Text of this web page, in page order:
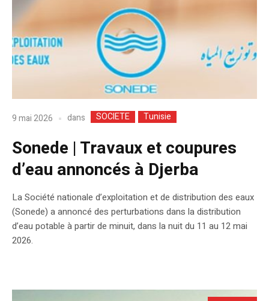
9 mai 2026 dans SOCIETE Tunisie
Sonede | Travaux et coupures
d’eau annoncés à Djerba
La Société nationale d’exploitation et de distribution des eaux
(Sonede) a annoncé des perturbations dans la distribution
d’eau potable à partir de minuit, dans la nuit du 11 au 12 mai
2026.